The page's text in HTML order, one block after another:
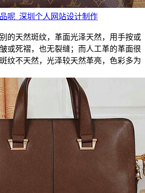
呢_深圳个人网站设计制作
的天然斑纹，革面光泽天然，用手按或
或死褶，也无裂缝；而人工革的革面很
纹不天然，光泽较天然革亮，色彩多为